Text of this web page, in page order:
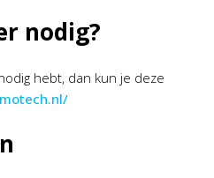
nodig?
hebt, dan kun je deze